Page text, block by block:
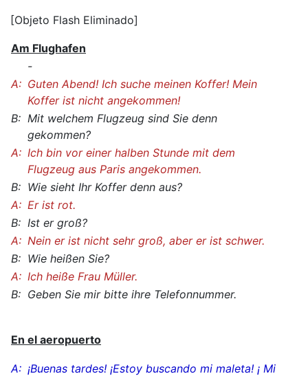
[Objeto Flash Eliminado]
Am Flughafen
-
A: Guten Abend! Ich suche meinen Koffer! Mein
Koffer ist nicht angekommen!
B: Mit welchem Flugzeug sind Sie denn
gekommen?
A: Ich bin vor einer halben Stunde mit dem
Flugzeug aus Paris angekommen.
B: Wie sieht Ihr Koffer denn aus?
A: Er ist rot.
B: Ist er groß?
A: Nein er ist nicht sehr groß, aber er ist schwer.
B: Wie heißen Sie?
A: Ich heiße Frau Müller.
B: Geben Sie mir bitte ihre Telefonnummer.
En el aeropuerto
A: ¡Buenas tardes! ¡Estoy buscando mi maleta! ¡ Mi